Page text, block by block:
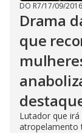
DO R7/17/09/2016
Drama
que
Lutador que
atropelamento